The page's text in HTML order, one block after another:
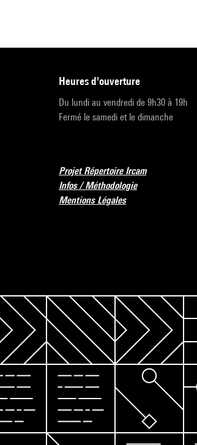
heures d'ouverture
Du lundi au vendredi de 9h30 à 19h
Fermé le samedi et le dimanche
Projet Répertoire Ircam
Infos / Méthodologie
Mentions Légales